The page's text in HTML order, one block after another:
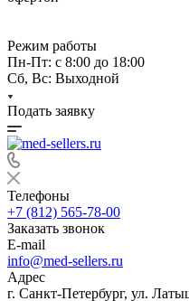
Режим работы
Пн-Пт: с 8:00 до 18:00
Сб, Вс: Выходной
Подать заявку
Телефоны
+7 (812) 565-78-00
Заказать звонок
E-mail
info@med-sellers.ru
Адрес
г. Санкт-Петербург, ул.